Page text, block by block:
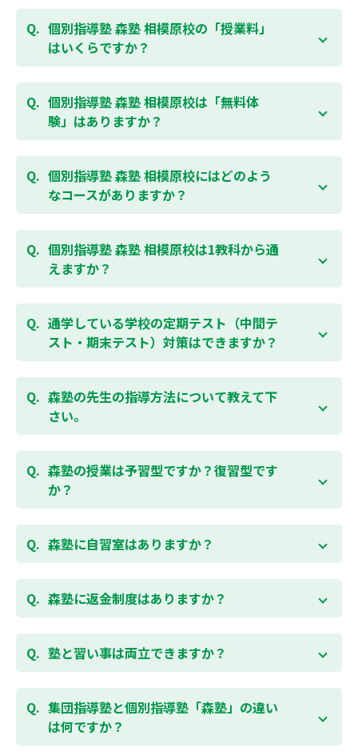
個別指導塾 森塾 相模原校の「授業料」
はいくらですか？
お子様の学年やご状況、校舎によって変わりますの
で、以下より、お気軽にお問合わせください。個別指
導塾 森塾の授業料はこちらのページ
よりお問合わせく
ださい。自動返信メールで【すぐ】にご確認いただけ
個別指導塾 森塾 相模原校は「無料体
験」はありますか？
通常期には最大1ヶ月の無料体験を受付しておりま
す。また、春休み、夏休み、冬休みの講習では「4日
間～5日間の無料体験」授業を受けていただくことが
可能です。個別指導塾 森塾 相模原校の無料体験につい
個別指導塾 森塾 相模原校にはどのよう
なコースがありますか？
個別指導塾 森塾 相模原校では、小学生・中学生・高
校生のコースがあり、それぞれ学校のテストの点数ア
ップを目的としたコースとなっております。その他、
小学生用の英検®対策や、基礎学力を身につけるDOJO
細は校舎にお問合わせください。
お問合わせはこちら
個別指導塾 森塾 相模原校は1教科から通
えますか？
はい、1教科、週1日から受講いただけます。自分から
勉強できる習慣をつけるために最初は1から2教科での
受講をおすすめしております。まずはお気軽にご相談
ください。
ご相談（お問合わせ）はこちら
通学している学校の定期テスト（中間テ
スト・期末テスト）対策はできますか？
お子様お一人おひとりの学校進度やテスト範囲にあわ
せて授業をすすめますので、定期テスト対策に繋がり
ます。森塾では、テスト直前に自分の予定にあわせ
て、テスト対策授業の追加ができます。 受講中の科目
ど）も可能です。 普段忙しくてなかなか手が回らない
科目も、テスト前に集中して対策できると好評です。
森塾の先生の指導方法について教えて下
さい。
「質量ともに日本一」と自負する研修制度を受け、知
識や教え方を習得した先生が、一人ひとりの能力、個
性に合わせて個別指導いたします。先生とお子様の相
性を大切にするために、相性が合わなければ先生変更
森塾の授業は予習型ですか？復習型です
か？
春期・夏期等の講習以外では森塾の授業は学校で習っ
たところを教える「復習型授業」ではなく、塾で習っ
のが楽しくなります。
勉強が楽しくなるとテストの成績が上がり、テストの
様の成績アップを目指しましょう！まずは無料授業体
験を！
無料体験はこちら
森塾に自習室はありますか？
各校舎に完備しています。
空いている時間があれば、学校の授業の予習や宿題、
森塾に返金制度はありますか？
森塾では保護者様に「安心して」入塾をご検討いただ
くために、ご入塾後4回授業を受けられるまでに入塾
「全額」を返金させていただく「返金制度」をご用意
しております。
塾と習い事は両立できますか？
森塾は個別指導ですので、時間や曜日を自由に選択す
ることができます。そのため、部活やすでにお通いの
習い事などと無理なく両立することができます。
集団指導塾と個別指導塾「森塾」の違い
は何ですか？